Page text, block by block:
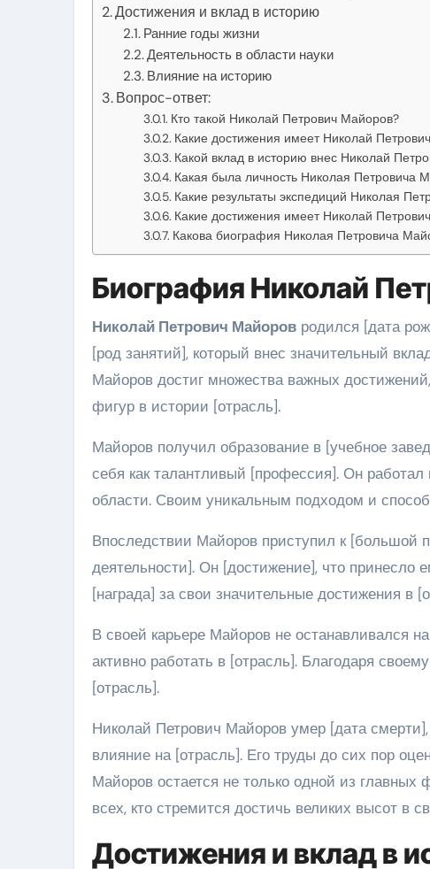
Достижения и вклад в историю
Ранние годы жизни
Деятельность в области науки
Влияние на историю
Вопрос-ответ:
Кто такой Николай Петрович Майоров?
Какие достижения имеет Николай
Какой вклад в историю внес Николай
Какая была личность Николая Петровича
Какие результаты экспедиций Николая
Какие достижения имеет Николай
Какова биография Николая Петровича
Биография Николай
Николай Петрович Майоров родился [дата
[род занятий], который внес значительный
Майоров достиг множества важных
фигур в истории [отрасль].
Майоров получил образование в [учебное
себя как талантливый [профессия]. Он
области. Своим уникальным подходом и
Впоследствии Майоров приступил к [большой
деятельности]. Он [достижение], что
[награда] за свои значительные достижения в
В своей карьере Майоров не останавливался
активно работать в [отрасль]. Благодаря
[отрасль].
Николай Петрович Майоров умер [дата
влияние на [отрасль]. Его труды до сих пор
Майоров остается не только одной из
всех, кто стремится достичь великих высот в
Достижения и вклад в